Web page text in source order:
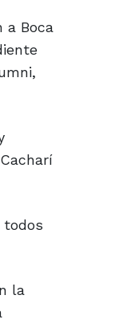
a Boca
todos
la